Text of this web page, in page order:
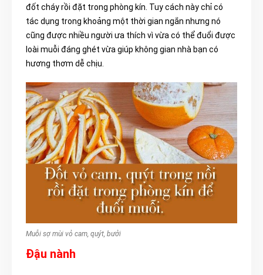
đốt cháy rồi đặt trong phòng kín. Tuy cách này chỉ có
tác dụng trong khoảng một thời gian ngắn nhưng nó
cũng được nhiều người ưa thích vì vừa có thể đuổi được
loài muỗi đáng ghét vừa giúp không gian nhà bạn có
hương thơm dễ chịu.
Muỗi sợ mùi vỏ cam, quýt, bưởi
Đậu nành